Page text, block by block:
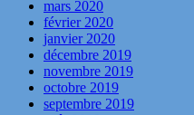
mars 2020
février 2020
janvier 2020
décembre 2019
novembre 2019
octobre 2019
septembre 2019